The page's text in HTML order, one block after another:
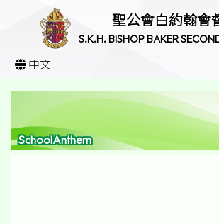
聖公會白約翰會
S.K.H. BISHOP BAKER
中文
SchoolAnthem